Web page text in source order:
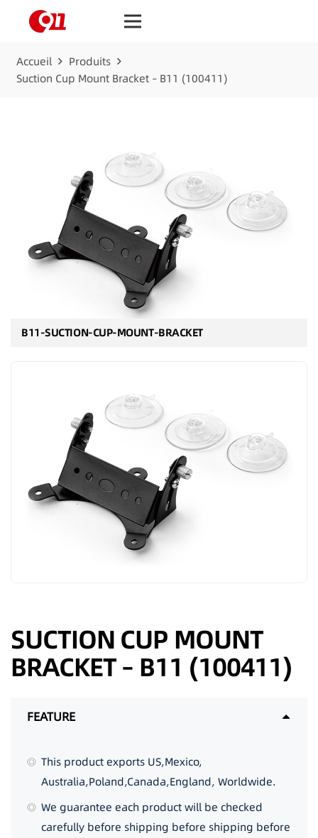
Accueil
Produits
Suction Cup Mount Bracket – B11 (100411)
B11-SUCTION-CUP-MOUNT-BRACKET
SUCTION CUP MOUNT
BRACKET – B11 (100411)
FEATURE
This product exports US,Mexico,
Australia,Poland,Canada,England, Worldwide.
We guarantee each product will be checked
carefully before shipping before shipping before